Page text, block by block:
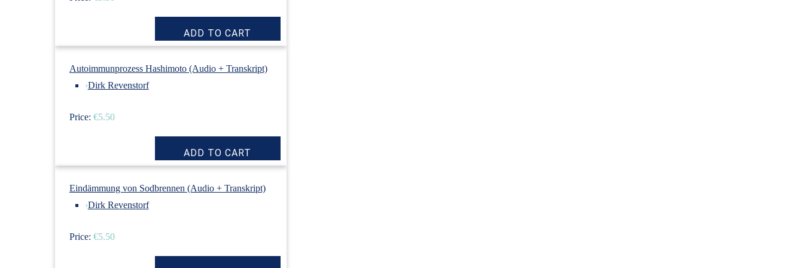
Autoimmunprozess Hashimoto (Audio + Transkript)
›Dirk Revenstorf
Price: €5.50
Eindämmung von Sodbrennen (Audio + Transkript)
›Dirk Revenstorf
Price: €5.50